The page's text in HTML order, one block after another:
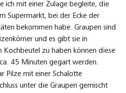
ich mit einer Zulage begleite, die
Supermarkt, bei der Ecke der
bekommen habe. Graupen sind
und es gibt sie in
Kochbeutel zu haben können diese
45 Minuten gegart werden.
Pilze mit einer Schalotte
unter die Graupen gemischt